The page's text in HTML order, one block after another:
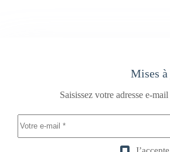
Mises
Saisissez votre adresse e-